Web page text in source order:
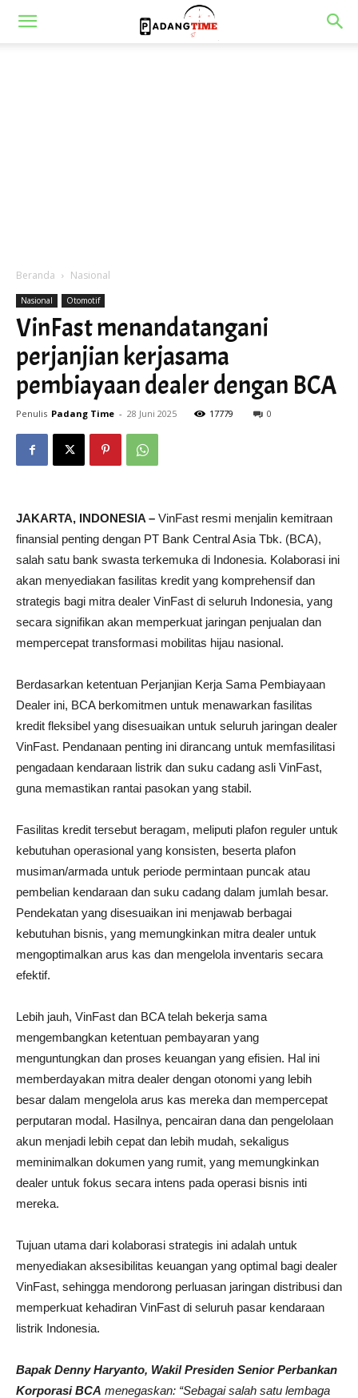
Beranda Nasional
Nasional Otomotif
VinFast menandatangani
perjanjian kerjasama
pembiayaan dealer dengan BCA
Penulis Padang Time - 28 Juni 2025 17779 0
JAKARTA, INDONESIA – VinFast resmi menjalin kemitraan
finansial penting dengan PT Bank Central Asia Tbk. (BCA),
salah satu bank swasta terkemuka di Indonesia. Kolaborasi ini
akan menyediakan fasilitas kredit yang komprehensif dan
strategis bagi mitra dealer VinFast di seluruh Indonesia, yang
secara signifikan akan memperkuat jaringan penjualan dan
mempercepat transformasi mobilitas hijau nasional.
Berdasarkan ketentuan Perjanjian Kerja Sama Pembiayaan
Dealer ini, BCA berkomitmen untuk menawarkan fasilitas
kredit fleksibel yang disesuaikan untuk seluruh jaringan dealer
VinFast. Pendanaan penting ini dirancang untuk memfasilitasi
pengadaan kendaraan listrik dan suku cadang asli VinFast,
guna memastikan rantai pasokan yang stabil.
Fasilitas kredit tersebut beragam, meliputi plafon reguler untuk
kebutuhan operasional yang konsisten, beserta plafon
musiman/armada untuk periode permintaan puncak atau
pembelian kendaraan dan suku cadang dalam jumlah besar.
Pendekatan yang disesuaikan ini menjawab berbagai
kebutuhan bisnis, yang memungkinkan mitra dealer untuk
mengoptimalkan arus kas dan mengelola inventaris secara
efektif.
Lebih jauh, VinFast dan BCA telah bekerja sama
mengembangkan ketentuan pembayaran yang
menguntungkan dan proses keuangan yang efisien. Hal ini
memberdayakan mitra dealer dengan otonomi yang lebih
besar dalam mengelola arus kas mereka dan mempercepat
perputaran modal. Hasilnya, pencairan dana dan pengelolaan
akun menjadi lebih cepat dan lebih mudah, sekaligus
meminimalkan dokumen yang rumit, yang memungkinkan
dealer untuk fokus secara intens pada operasi bisnis inti
mereka.
Tujuan utama dari kolaborasi strategis ini adalah untuk
menyediakan aksesibilitas keuangan yang optimal bagi dealer
VinFast, sehingga mendorong perluasan jaringan distribusi dan
memperkuat kehadiran VinFast di seluruh pasar kendaraan
listrik Indonesia.
Bapak Denny Haryanto, Wakil Presiden Senior Perbankan
Korporasi BCA menegaskan: “Sebagai salah satu lembaga